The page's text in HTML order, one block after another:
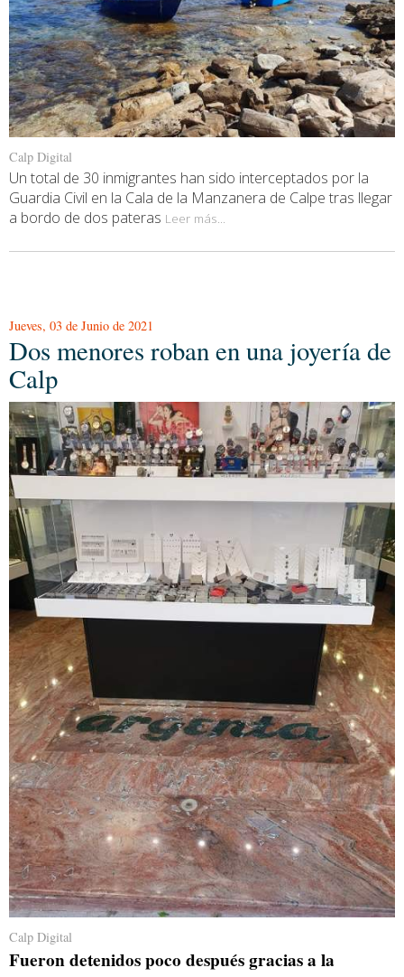
Calp Digital
Un total de 30 inmigrantes han sido interceptados por la
Guardia Civil en la Cala de la Manzanera de Calpe tras llegar
a bordo de dos pateras Leer más...
Jueves, 03 de Junio de 2021
Dos menores roban en una joyería de
Calp
Calp Digital
Fueron detenidos poco después gracias a la